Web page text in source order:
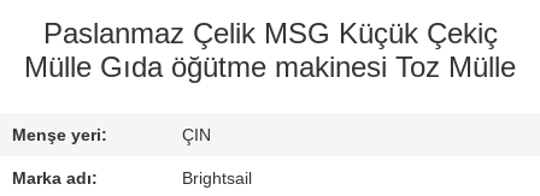
FABRIKA
TURU
KALITE
KONTROL
Paslanmaz Çelik MSG Küçük Çekiç
Mülle Gıda öğütme makinesi Toz Mülle
Menşe yeri: ÇIN
Marka adı: Brightsail